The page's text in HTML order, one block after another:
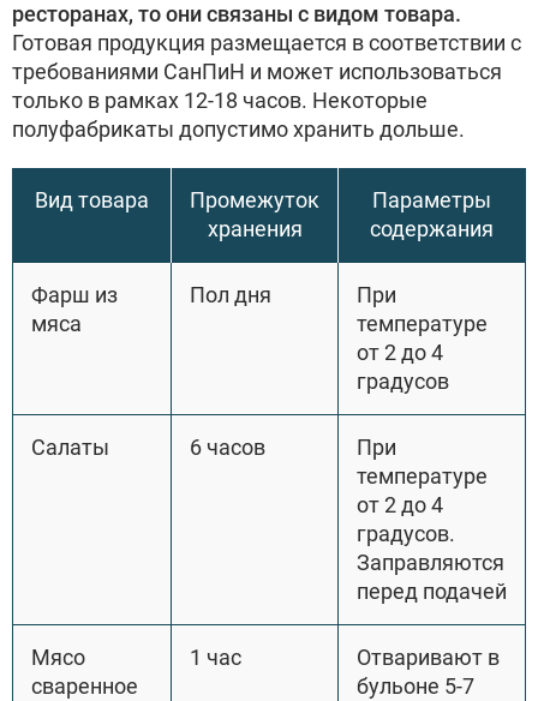
ресторанах, то они связаны с видом товара.
Готовая продукция размещается в соответствии с
требованиями СанПиН и может использоваться
только в рамках 12-18 часов. Некоторые
полуфабрикаты допустимо хранить дольше.
Вид товара
Промежуток
хранения
Параметры
содержания
Фарш из
мяса
Пол дня
При
температуре
от 2 до 4
градусов
Салаты 6 часов
При
температуре
от 2 до 4
градусов.
Заправляются
перед подачей
Мясо
сваренное
1 час
Отваривают в
бульоне 5-7